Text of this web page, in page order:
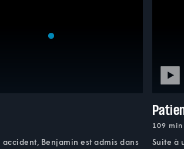
accident, Benjamin est admis dans
109 min
Suite à